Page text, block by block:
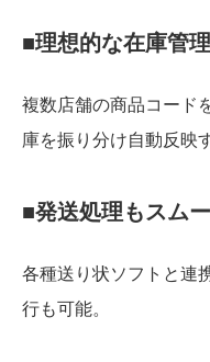
■理想的な在庫管
複数店舗の商品コード
庫を振り分け自動反映
■発送処理もスム
各種送り状ソフトと連
行も可能。